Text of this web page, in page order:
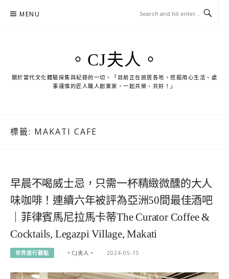
MENU
。CJ夫人。
關於當代文化體驗採集與紀錄的一切。「目前正在旅居各地，挖掘用心生活、處
事謹慎的匠人職人創業家，一起共榮、共好！」
標籤: MAKATI CAFE
早晨不喝威士忌，只需一杯精緻微醺的大人
味咖啡！連續六年被評為亞洲50間最佳酒吧
｜菲律賓馬尼拉馬卡蒂The Curator Coffee &
Cocktails, Legazpi Village, Makati
世界旅行觀點 。CJ夫人。 2024-05-15